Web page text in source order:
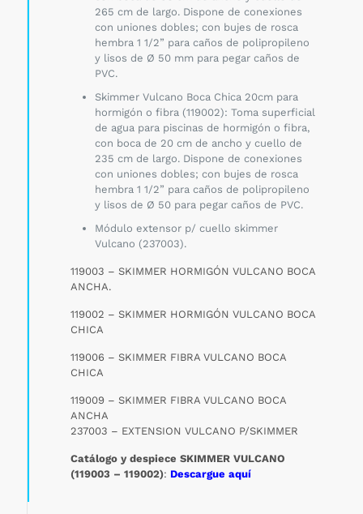
265 cm de largo. Dispone de conexiones
con uniones dobles; con bujes de rosca
hembra 1 1/2” para caños de polipropileno
y lisos de Ø 50 mm para pegar caños de
PVC.
Skimmer Vulcano Boca Chica 20cm para
hormigón o fibra (119002): Toma superficial
de agua para piscinas de hormigón o fibra,
con boca de 20 cm de ancho y cuello de
235 cm de largo. Dispone de conexiones
con uniones dobles; con bujes de rosca
hembra 1 1/2” para caños de polipropileno
y lisos de Ø 50 para pegar caños de PVC.
Módulo extensor p/ cuello skimmer
Vulcano (237003).
119003 – SKIMMER HORMIGÓN VULCANO BOCA
ANCHA.
119002 – SKIMMER HORMIGÓN VULCANO BOCA
CHICA
119006 – SKIMMER FIBRA VULCANO BOCA
CHICA
119009 – SKIMMER FIBRA VULCANO BOCA
ANCHA
237003 – EXTENSION VULCANO P/SKIMMER
Catálogo y despiece SKIMMER VULCANO
(119003 – 119002): Descargue aquí